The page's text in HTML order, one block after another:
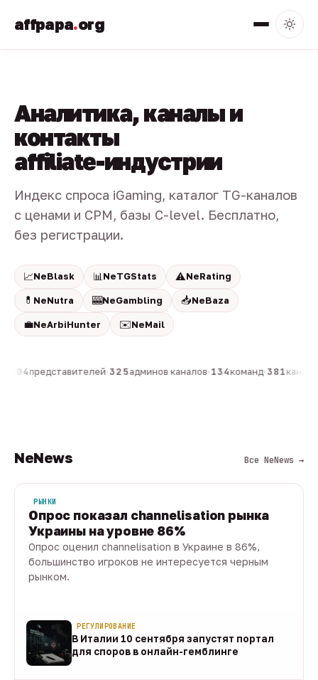
affpapa.org
Аналитика, каналы и
контакты
affiliate-индустрии
Индекс спроса iGaming, каталог TG-каналов
с ценами и CPM, базы C-level. Бесплатно,
без регистрации.
📈NeBlask 📊 NeTGStats ⚠️NeRating
💊 NeNutra 🎰NeGambling 📥NeBaza
💼NeArbiHunter ✉️NeMail
804представителей·325админов каналов·134команд·381
NeNews Все NeNews →
РЫНКИ
Опрос показал channelisation рынка
Украины на уровне 86%
Опрос оценил channelisation в Украине в 86%,
большинство игроков не интересуется черным
рынком.
РЕГУЛИРОВАНИЕ
В Италии 10 сентября запустят портал
для споров в онлайн-гемблинге